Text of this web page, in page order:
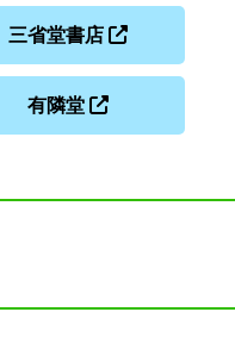
三省堂書店
有隣堂